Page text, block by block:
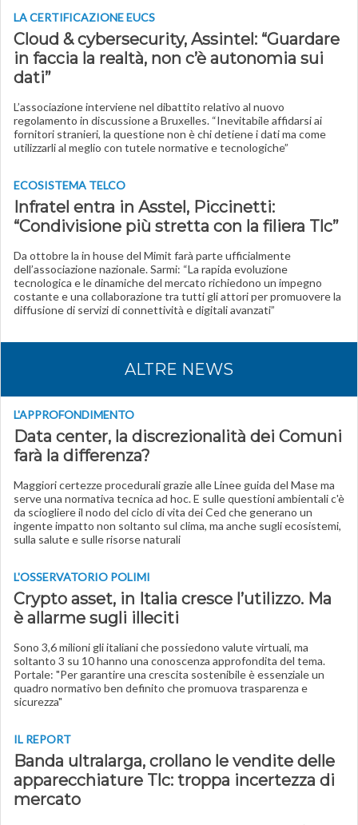
LA CERTIFICAZIONE EUCS
Cloud & cybersecurity, Assintel: “Guardare
in faccia la realtà, non c’è autonomia sui
dati”
L’associazione interviene nel dibattito relativo al nuovo
regolamento in discussione a Bruxelles. “Inevitabile affidarsi ai
fornitori stranieri, la questione non è chi detiene i dati ma come
utilizzarli al meglio con tutele normative e tecnologiche”
ECOSISTEMA TELCO
Infratel entra in Asstel, Piccinetti:
“Condivisione più stretta con la filiera Tlc”
Da ottobre la in house del Mimit farà parte ufficialmente
dell’associazione nazionale. Sarmi: “La rapida evoluzione
tecnologica e le dinamiche del mercato richiedono un impegno
costante e una collaborazione tra tutti gli attori per promuovere la
diffusione di servizi di connettività e digitali avanzati”
ALTRE NEWS
L'APPROFONDIMENTO
Data center, la discrezionalità dei Comuni
farà la differenza?
Maggiori certezze procedurali grazie alle Linee guida del Mase ma
serve una normativa tecnica ad hoc. E sulle questioni ambientali c'è
da sciogliere il nodo del ciclo di vita dei Ced che generano un
ingente impatto non soltanto sul clima, ma anche sugli ecosistemi,
sulla salute e sulle risorse naturali
L'OSSERVATORIO POLIMI
Crypto asset, in Italia cresce l’utilizzo. Ma
è allarme sugli illeciti
Sono 3,6 milioni gli italiani che possiedono valute virtuali, ma
soltanto 3 su 10 hanno una conoscenza approfondita del tema.
Portale: "Per garantire una crescita sostenibile è essenziale un
quadro normativo ben definito che promuova trasparenza e
sicurezza"
IL REPORT
Banda ultralarga, crollano le vendite delle
apparecchiature Tlc: troppa incertezza di
mercato